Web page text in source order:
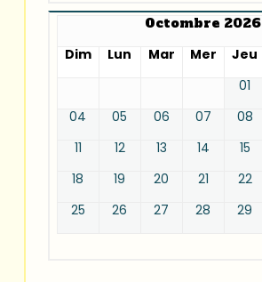
Octombre 2026
Dim
Lun Mar Mer Jeu
01
04
05 06 07 08
11
12 13 14 15
18
19 20 21 22
25
26 27 28 29